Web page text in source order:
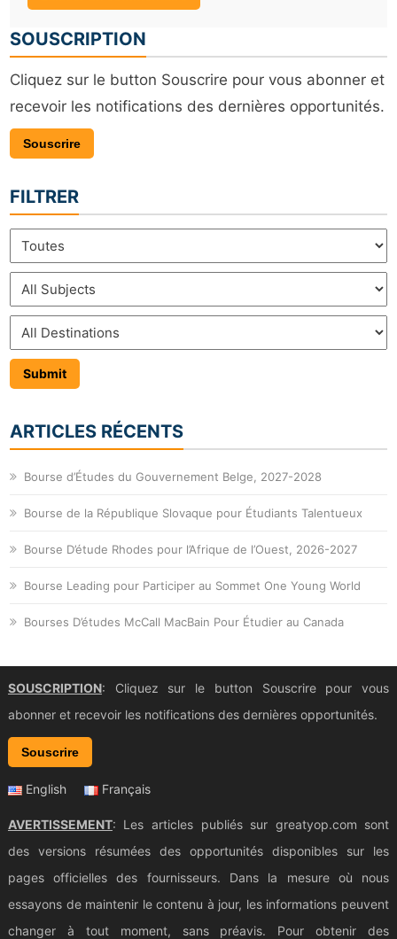
SOUSCRIPTION
Cliquez sur le button Souscrire pour vous abonner et
recevoir les notifications des dernières opportunités.
Souscrire
FILTRER
ARTICLES RÉCENTS
Bourse d’Études du Gouvernement Belge, 2027-2028
Bourse de la République Slovaque pour Étudiants Talentueux
Bourse D’étude Rhodes pour l’Afrique de l’Ouest, 2026-2027
Bourse Leading pour Participer au Sommet One Young World
Bourses D’études McCall MacBain Pour Étudier au Canada
SOUSCRIPTION: Cliquez sur le button Souscrire pour vous
abonner et recevoir les notifications des dernières opportunités.
Souscrire
English Français
AVERTISSEMENT: Les articles publiés sur greatyop.com sont
des versions résumées des opportunités disponibles sur les
pages officielles des fournisseurs. Dans la mesure où nous
essayons de maintenir le contenu à jour, les informations peuvent
changer à tout moment, sans préavis. Pour obtenir des